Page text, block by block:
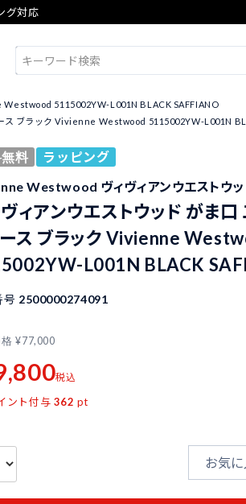
グ対応
Westwood 5115002YW-L001N BLACK SAFFIANO
ス ブラック Vivienne Westwood 5115002YW-L001N
料
ラッピング
Westwood ヴィヴィアンウエストウッ
ィアンウエストウッド がま
ス ブラック Vivienne
L001N BLACK
号 2500000274091
¥77,000
税込
ント付与 362 pt
お気